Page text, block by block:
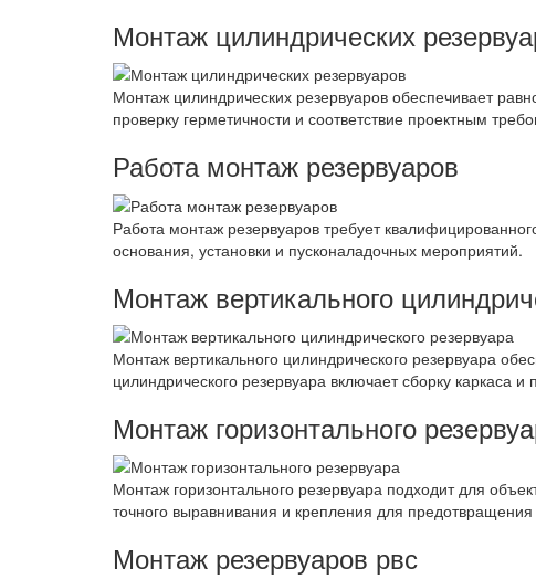
Монтаж цилиндрических
Монтаж цилиндрических резервуаров обеспечивает
проверку герметичности и соответствие проектным
Работа монтаж резервуаров
Работа монтаж резервуаров требует
основания, установки и пусконаладочных мероприятий.
Монтаж вертикального
Монтаж вертикального цилиндрического резервуара
цилиндрического резервуара включает сборку каркаса
Монтаж горизонтального
Монтаж горизонтального резервуара подходит для
точного выравнивания и крепления для
Монтаж резервуаров рвс